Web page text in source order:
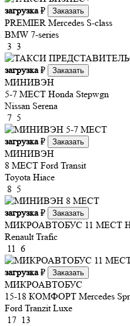
загрузка₽ Заказать
PREMIER Mercedes S-class
BMW 7-series
3 3
загрузка₽ Заказать
МИНИВЭН
5-7 МЕСТ Honda Stepwgn
Nissan Serena
7 5
загрузка₽ Заказать
МИНИВЭН
8 МЕСТ Ford Transit
Toyota Hiace
8 5
загрузка₽ Заказать
МИКРОАВТОБУС 11 МЕСТ
Renault Trafic
11 6
загрузка₽ Заказать
МИКРОАВТОБУС
15-18 КОМФОРТ Mercedes
Ford Tranzit Luxe
17 13